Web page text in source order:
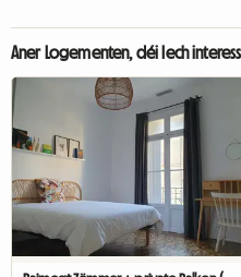
Aner Logementen, déi Iech